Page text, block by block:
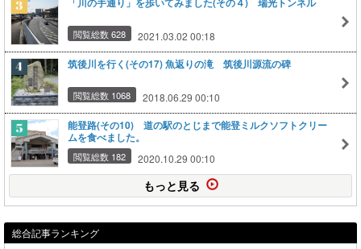
閲覧総数 628 2021.03.02 00:18
筑後川を行く(その17) 魚返りの滝 筑後川源流の碑
閲覧総数 1068 2018.06.29 00:10
能登路(その10) 道の駅のとじまで能登ミルクソフトクリー
ムを食べました。
閲覧総数 182 2020.10.29 00:10
もっと見る
総合記事ランキング